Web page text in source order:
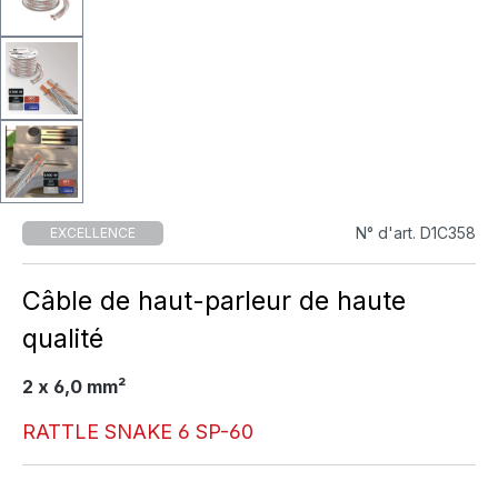
EXCELLENCE N° d'art. D1C358
Câble de haut-parleur de haute
qualité
2 x 6,0 mm²
RATTLE SNAKE 6 SP-60